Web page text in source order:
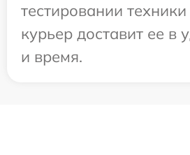
тестировании
курьер доставит ее в
и время.